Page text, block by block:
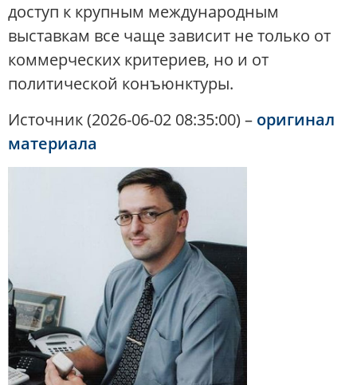
доступ к крупным международным
выставкам все чаще зависит не только от
коммерческих критериев, но и от
политической конъюнктуры.
Источник (2026-06-02 08:35:00) – оригинал
материала